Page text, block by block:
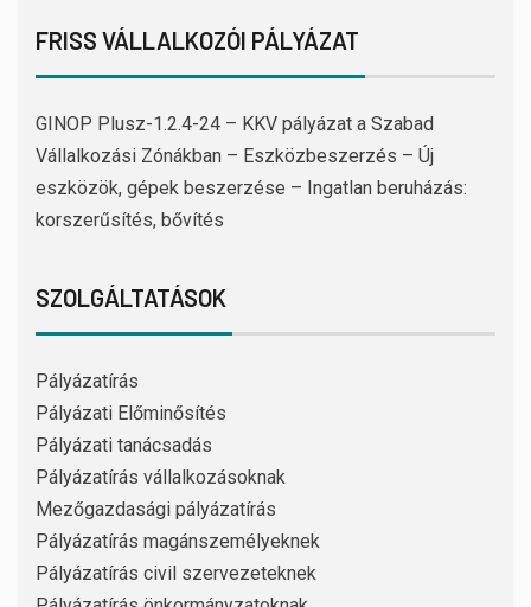
FRISS VÁLLALKOZÓI PÁLYÁZAT
GINOP Plusz-1.2.4-24 – KKV pályázat a Szabad
Vállalkozási Zónákban – Eszközbeszerzés – Új
eszközök, gépek beszerzése – Ingatlan beruházás:
korszerűsítés, bővítés
SZOLGÁLTATÁSOK
Pályázatírás
Pályázati Előminősítés
Pályázati tanácsadás
Pályázatírás vállalkozásoknak
Mezőgazdasági pályázatírás
Pályázatírás magánszemélyeknek
Pályázatírás civil szervezeteknek